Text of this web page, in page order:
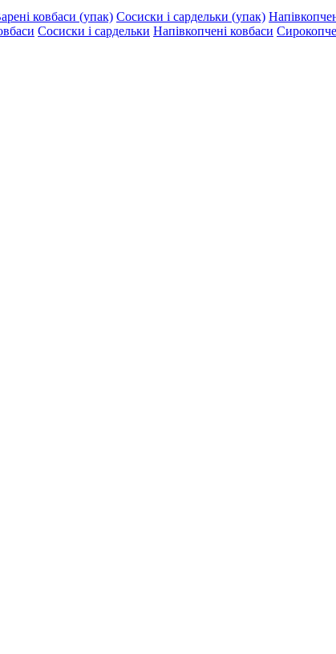
ковбаси (упак) Сосиски і сардельки (упак)
Сосиски і сардельки Напівкопчені ковбаси